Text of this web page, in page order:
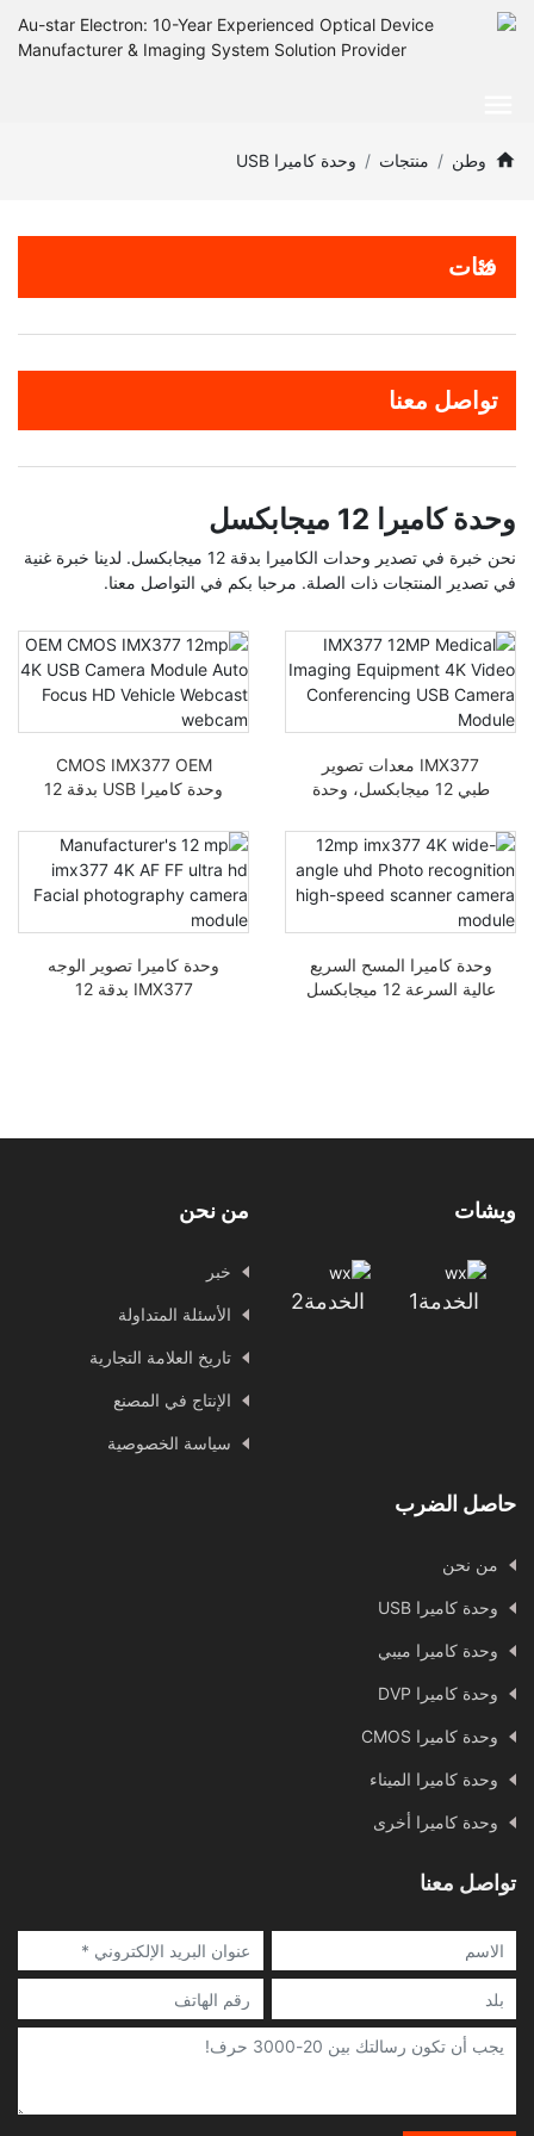
وطن منتجات وحدة كاميرا USB
فئات
تواصل معنا
وحدة كاميرا 12 ميجابكسل
نحن خبرة في تصدير وحدات الكاميرا بدقة 12 ميجابكسل. لدينا خبرة غنية
في تصدير المنتجات ذات الصلة. مرحبا بكم في التواصل معنا.
IMX377 معدات تصوير
طبي 12 ميجابكسل، وحدة
الفيديو 4K
CMOS IMX377 OEM
وحدة كاميرا USB بدقة 12
فوكس أوتوماتيكي HD
للبث عبر الإنترنت للسيارة
وحدة كاميرا المسح السريع
عالية السرعة 12 ميجابكسل
وحدة كاميرا تصوير الوجه
IMX377 بدقة 12
ويشات
الخدمة1 الخدمة2
من نحن
خبر
الأسئلة المتداولة
تاريخ العلامة التجارية
الإنتاج في المصنع
سياسة الخصوصية
حاصل الضرب
من نحن
وحدة كاميرا USB
وحدة كاميرا ميبي
وحدة كاميرا DVP
وحدة كاميرا CMOS
وحدة كاميرا الميناء
وحدة كاميرا أخرى
تواصل معنا